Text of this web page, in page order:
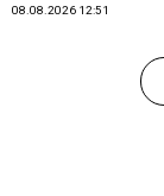
08.08.2026 12:51